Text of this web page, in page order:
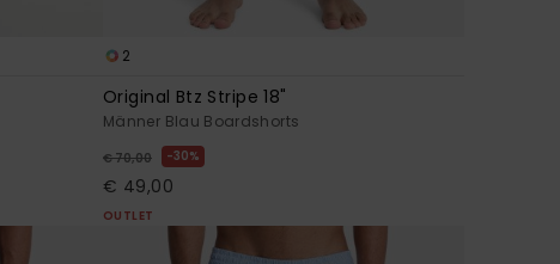
2
Original Btz Stripe 18"
Männer Blau Boardshorts
€ 70,00 30%
€ 49,00
OUTLET